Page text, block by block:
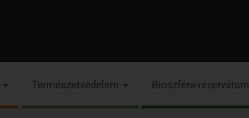
Természetvédelem Bioszféra-rezervátum